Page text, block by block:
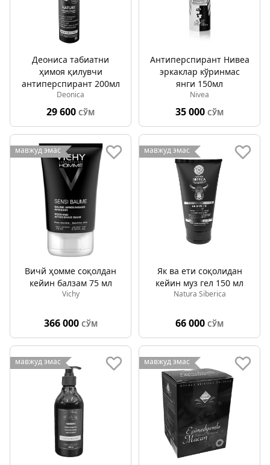
Деониcа табиатни
ҳимоя қилувчи
антиперспирант 200мл
Deonica
29 600 СЎМ
Антиперспирант Нивеа
эркаклар кўринмас
янги 150мл
Nivea
35 000 СЎМ
мавжуд эмас
Вичй ҳомме соқолдан
кейин балзам 75 мл
Vichy
366 000 СЎМ
мавжуд эмас
Як ва ети соқолидан
кейин муз гел 150 мл
Natura Siberica
66 000 СЎМ
мавжуд эмас мавжуд эмас